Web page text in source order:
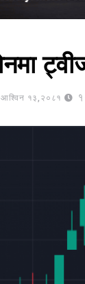
आश्विन १३,२०८१